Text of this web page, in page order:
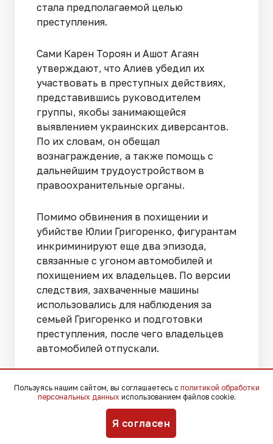
стала предполагаемой целью
преступления.
Сами Карен Тороян и Ашот Агаян
утверждают, что Алиев убедил их
участвовать в преступных действиях,
представившись руководителем
группы, якобы занимающейся
выявлением украинских диверсантов.
По их словам, он обещал
вознаграждение, а также помощь с
дальнейшим трудоустройством в
правоохранительные органы.
Помимо обвинения в похищении и
убийстве Юлии Григоренко, фигурантам
инкриминируют еще два эпизода,
связанные с угоном автомобилей и
похищением их владельцев. По версии
следствия, захваченные машины
использовались для наблюдения за
семьей Григоренко и подготовки
преступления, после чего владельцев
автомобилей отпускали.
криминале, новинках
законодательства и мнениях экспертов
«ВКонтакте»,Telegram
Пользуясь нашим сайтом, вы соглашаетесь с политикой обработки
персональных данных использованием файлов cookie.
Я согласен